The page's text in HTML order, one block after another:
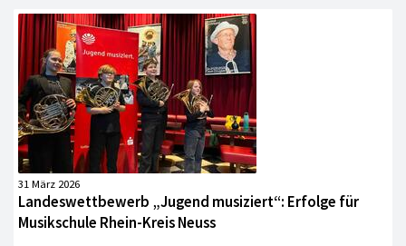
31 März 2026
Landeswettbewerb „Jugend musiziert“: Erfolge für
Musikschule Rhein-Kreis Neuss